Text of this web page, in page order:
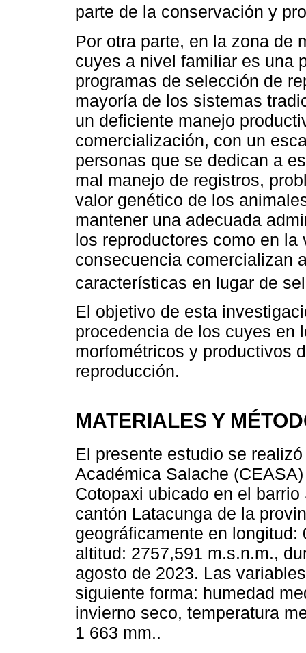
parte de la conservación y
Por otra parte, en la zona de
cuyes a nivel familiar es una
programas de selección de
mayoría de los sistemas
un deficiente manejo
comercialización, con un
personas que se dedican a
mal manejo de registros,
valor genético de los
mantener una adecuada
los reproductores como en
consecuencia comercializan
características en lugar de
El objetivo de esta
procedencia de los cuyes en
morfométricos y productivos
reproducción.
MATERIALES Y
El presente estudio se
Académica Salache
Cotopaxi ubicado en el
cantón Latacunga de la
geográficamente en longitud:
altitud: 2757,591 m.s.n.m.,
agosto de 2023. Las
siguiente forma: humedad
invierno seco, temperatura
1 663 mm..